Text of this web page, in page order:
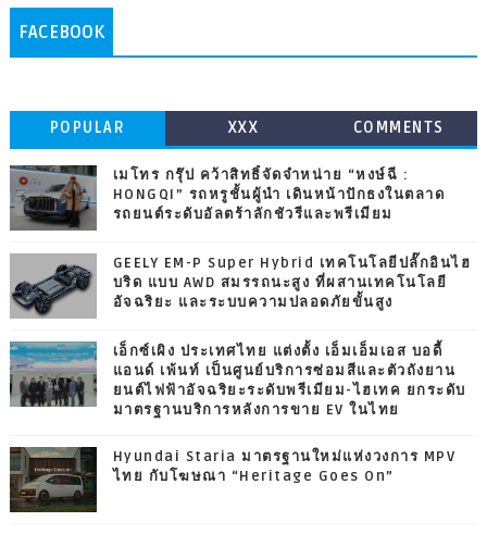
FACEBOOK
POPULAR XXX COMMENTS
เมโทร กรุ๊ป คว้าสิทธิ์จัดจำหน่าย “หงษ์ฉี :
HONGQI” รถหรูชั้นผู้นำ เดินหน้าปักธงในตลาด
รถยนต์ระดับอัลตร้าลักชัวรีและพรีเมียม
GEELY EM-P Super Hybrid เทคโนโลยีปลั๊กอินไฮ
บริด แบบ AWD สมรรถนะสูง ที่ผสานเทคโนโลยี
อัจฉริยะ และระบบความปลอดภัยขั้นสูง
เอ็กซ์เผิง ประเทศไทย แต่งตั้ง เอ็มเอ็มเอส บอดี้
แอนด์ เพ้นท์ เป็นศูนย์บริการซ่อมสีและตัวถังยาน
ยนต์ไฟฟ้าอัจฉริยะระดับพรีเมียม-ไฮเทค ยกระดับ
มาตรฐานบริการหลังการขาย EV ในไทย
Hyundai Staria มาตรฐานใหม่แห่งวงการ MPV
ไทย กับโฆษณา “Heritage Goes On”